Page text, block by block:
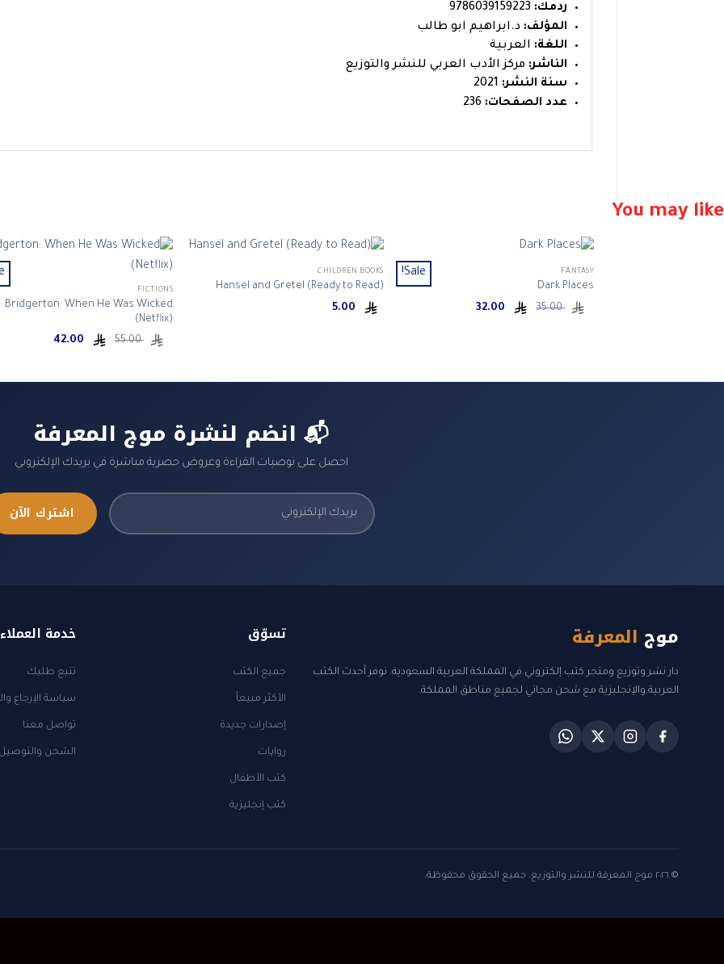
ردمك:
المؤلف: د.ابراهيم ابو طالب
اللغة: العربية
الناشر: مركز الأدب العربي للنشر والتوزيع
سنة النشر:
عدد الصفحات:
You may like
Sale! FANTASY
Dark Places
35.00
Original
price
Current
price
CHILDREN BOOKS
Hansel and Gretel (Ready to Read)
FICTIONS
Bridgerton: When He Was Wicked
(Netflix)
55.00
Original
price
📬 انضم لنشرة موج المعرفة
احصل على توصيات القراءة وعروض حصرية مباشرة في بريدك الإلكتروني
اشترك الآن
موج المعرفة
دار نشر وتوزيع ومتجر كتب إلكتروني في المملكة العربية السعودية. نوفر أحدث الكتب
العربية والإنجليزية مع شحن مجاني لجميع مناطق المملكة.
تسوّق
جميع الكتب
الأكثر مبيعاً
إصدارات جديدة
روايات
كتب الأطفال
كتب إنجليزية
خدمة العملاء
تتبع طلبك
سياسة الإرجاع
تواصل معنا
الشحن والتوصيل
© ٢٠٢٦ موج المعرفة للنشر والتوزيع. جميع الحقوق محفوظة.